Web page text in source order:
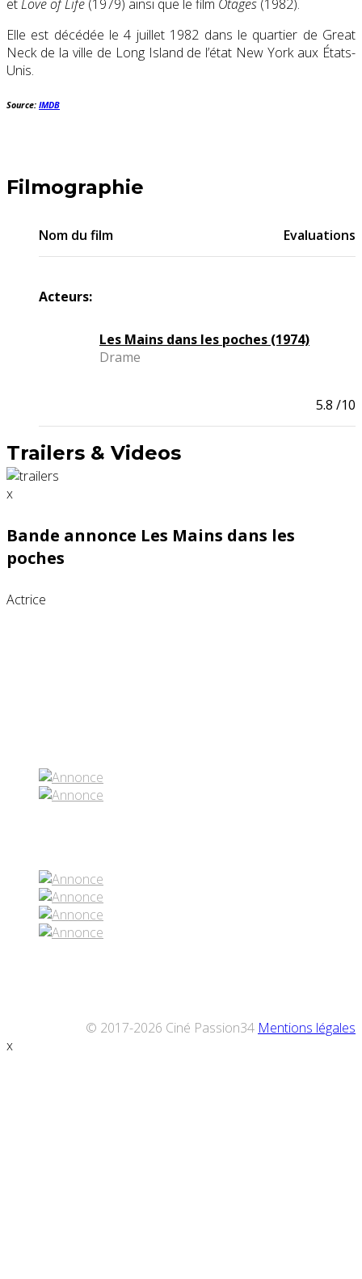
etLove of Life (1979) ainsi que le film Otages (1982).
Elle est décédée le 4 juillet 1982 dans le quartier de Great
Neck de la ville de Long Island de l’état New York aux États-
Unis.
Source: IMDB
Filmographie
Nom du film Evaluations
Acteurs:
Les Mains dans les poches (1974)
Drame
5.8 /10
Trailers & Videos
x
Bande annonce Les Mains dans les
poches
Actrice
© 2017-2026 Ciné Passion34 Mentions légales
x